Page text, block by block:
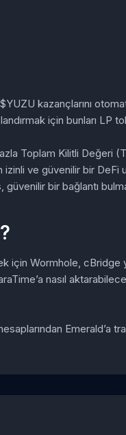
kazançlarını
için bunları LP
Toplam Kilitli Değeri
ve güvenilir bir DeFi
bir bağlantı
için Wormhole,
nasıl
Emerald’a